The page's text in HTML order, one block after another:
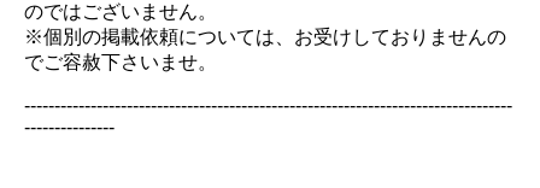
のではございません。
※個別の掲載依頼については、お受けしておりませんの
でご容赦下さいませ。
---------------------------------------------------------------------------------
---------------